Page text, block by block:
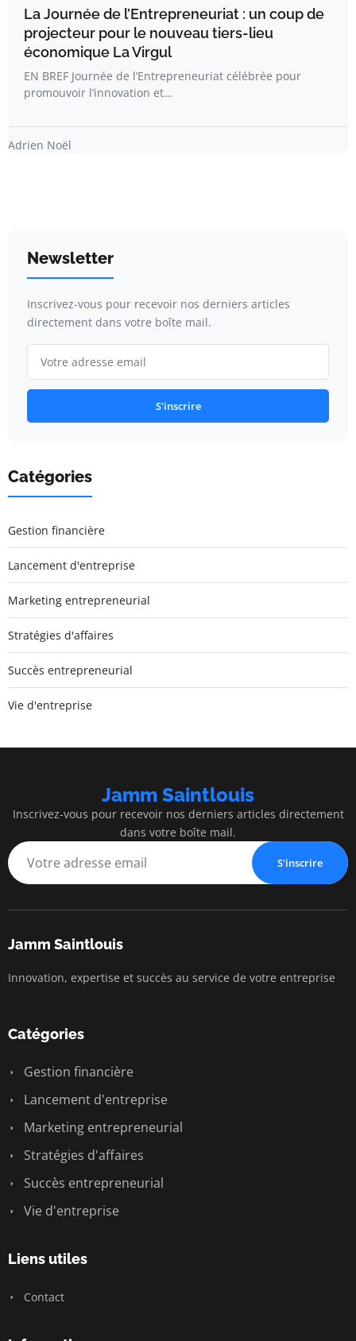
La Journée de l’Entrepreneuriat : un coup de
projecteur pour le nouveau tiers-lieu
économique La Virgul
EN BREF Journée de l’Entrepreneuriat célébrée pour
promouvoir l’innovation et…
Adrien Noël
Newsletter
Inscrivez-vous pour recevoir nos derniers articles
directement dans votre boîte mail.
S'inscrire
Catégories
Gestion financière
Lancement d'entreprise
Marketing entrepreneurial
Stratégies d'affaires
Succès entrepreneurial
Vie d'entreprise
Jamm Saintlouis
Inscrivez-vous pour recevoir nos derniers articles directement
dans votre boîte mail.
S'inscrire
Jamm Saintlouis
Innovation, expertise et succès au service de votre entreprise
Catégories
Gestion financière
Lancement d'entreprise
Marketing entrepreneurial
Stratégies d'affaires
Succès entrepreneurial
Vie d'entreprise
Liens utiles
Contact